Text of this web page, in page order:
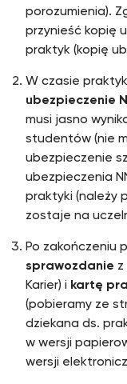
porozumienia).
przynieść kopię
praktyk (kopię
W czasie
ubezpieczenie
musi jasno
studentów (nie
ubezpieczenie
ubezpieczenia
praktyki (należy
zostaje na
Po zakończeniu
sprawozdanie z
Karier) i kartę
(pobieramy ze
dziekana ds.
w wersji
wersji